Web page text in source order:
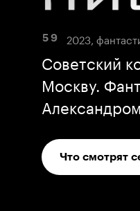
5 9 2023,
Советский
Москву.
Что смотрят